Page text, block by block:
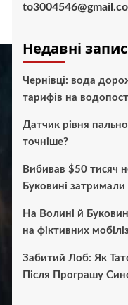
Недавні
Чернівці: вода
тарифів на
Датчик рівня
точніше?
Вибивав $50 тисяч
Буковині
На Волині й
на фіктивних
Забитий Лоб: Як
Після Програшу